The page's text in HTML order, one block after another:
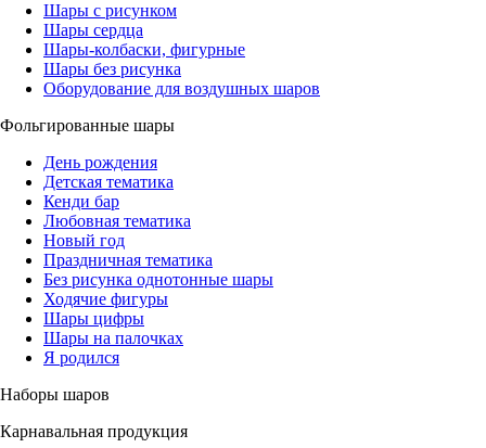
Шары с рисунком
Шары сердца
Шары-колбаски, фигурные
Шары без рисунка
Оборудование для воздушных шаров
Фольгированные шары
День рождения
Детская тематика
Кенди бар
Любовная тематика
Новый год
Праздничная тематика
Без рисунка однотонные шары
Ходячие фигуры
Шары цифры
Шары на палочках
Я родился
Наборы шаров
Карнавальная продукция